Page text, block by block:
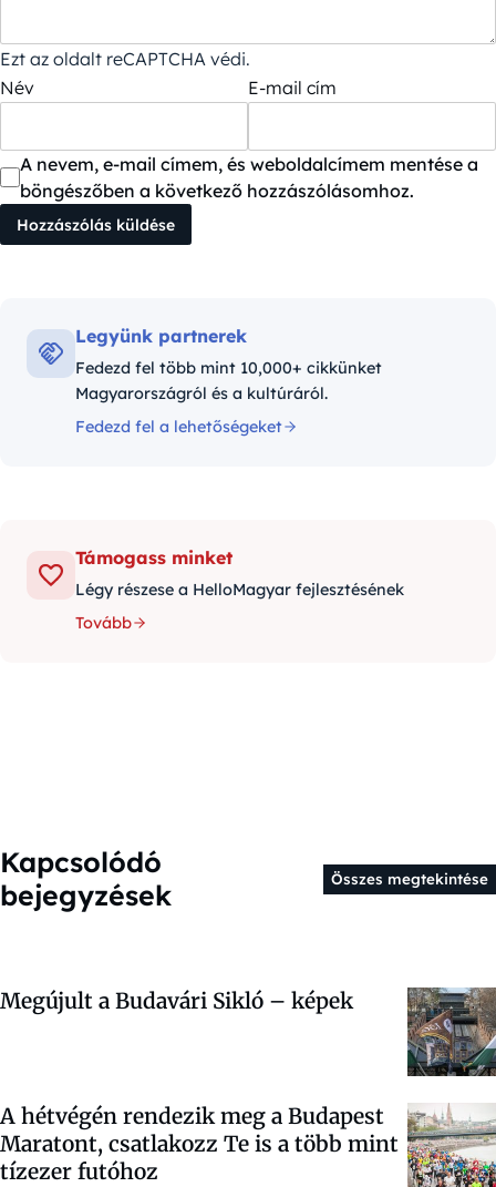
Ezt az oldalt reCAPTCHA védi.
Név
E-mail cím
A nevem, e-mail címem, és weboldalcímem mentése a
böngészőben a következő hozzászólásomhoz.
Legyünk partnerek
Fedezd fel több mint 10,000+ cikkünket
Magyarországról és a kultúráról.
Fedezd fel a lehetőségeket
Támogass minket
Légy részese a HelloMagyar fejlesztésének
Tovább
Kapcsolódó
bejegyzések
Összes megtekintése
Megújult a Budavári Sikló – képek
A hétvégén rendezik meg a Budapest
Maratont, csatlakozz Te is a több mint
tízezer futóhoz